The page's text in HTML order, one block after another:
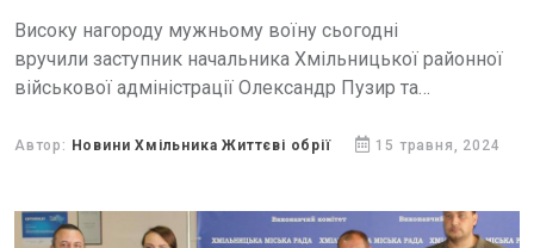
Високу нагороду мужньому воїну сьогодні
вручили заступник начальника Хмільницької районної
військової адміністрації Олександр Пузир та
комплектування та соціальної підтримки, полковник
Автор: Новини Хмільника Життєві обрії 15 травня, 2024